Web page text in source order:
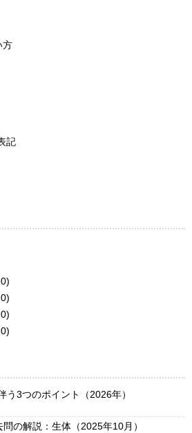
方
記
う3つのポイント（2026年）
の解説：生体（2025年10月）